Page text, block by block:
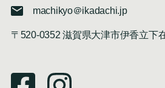
machikyo＠ikadachi.jp
〒520-0352 滋賀県大津市伊香立下